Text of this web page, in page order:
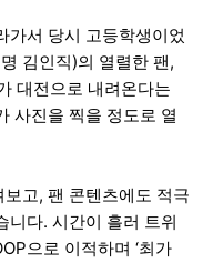
가서 당시 고등학생이었
김인직)의 열렬한 팬,
대전으로 내려온다는
사진을 찍을 정도로 열
고, 팬 콘텐츠에도 적극
니다. 시간이 흘러 트위
으로 이적하며 ‘최가